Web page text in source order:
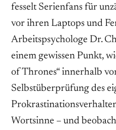
fesselt Serienfans für
vor ihren Laptops und
Arbeitspsychologe Dr.
einem gewissen Punkt,
of Thrones“ innerhalb
Selbstüberprüfung des
Wortsinne – und